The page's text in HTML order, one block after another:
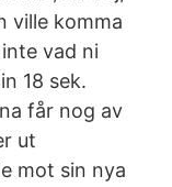
ville komma
vad ni
18 sek.
får nog av
ut
mot sin nya